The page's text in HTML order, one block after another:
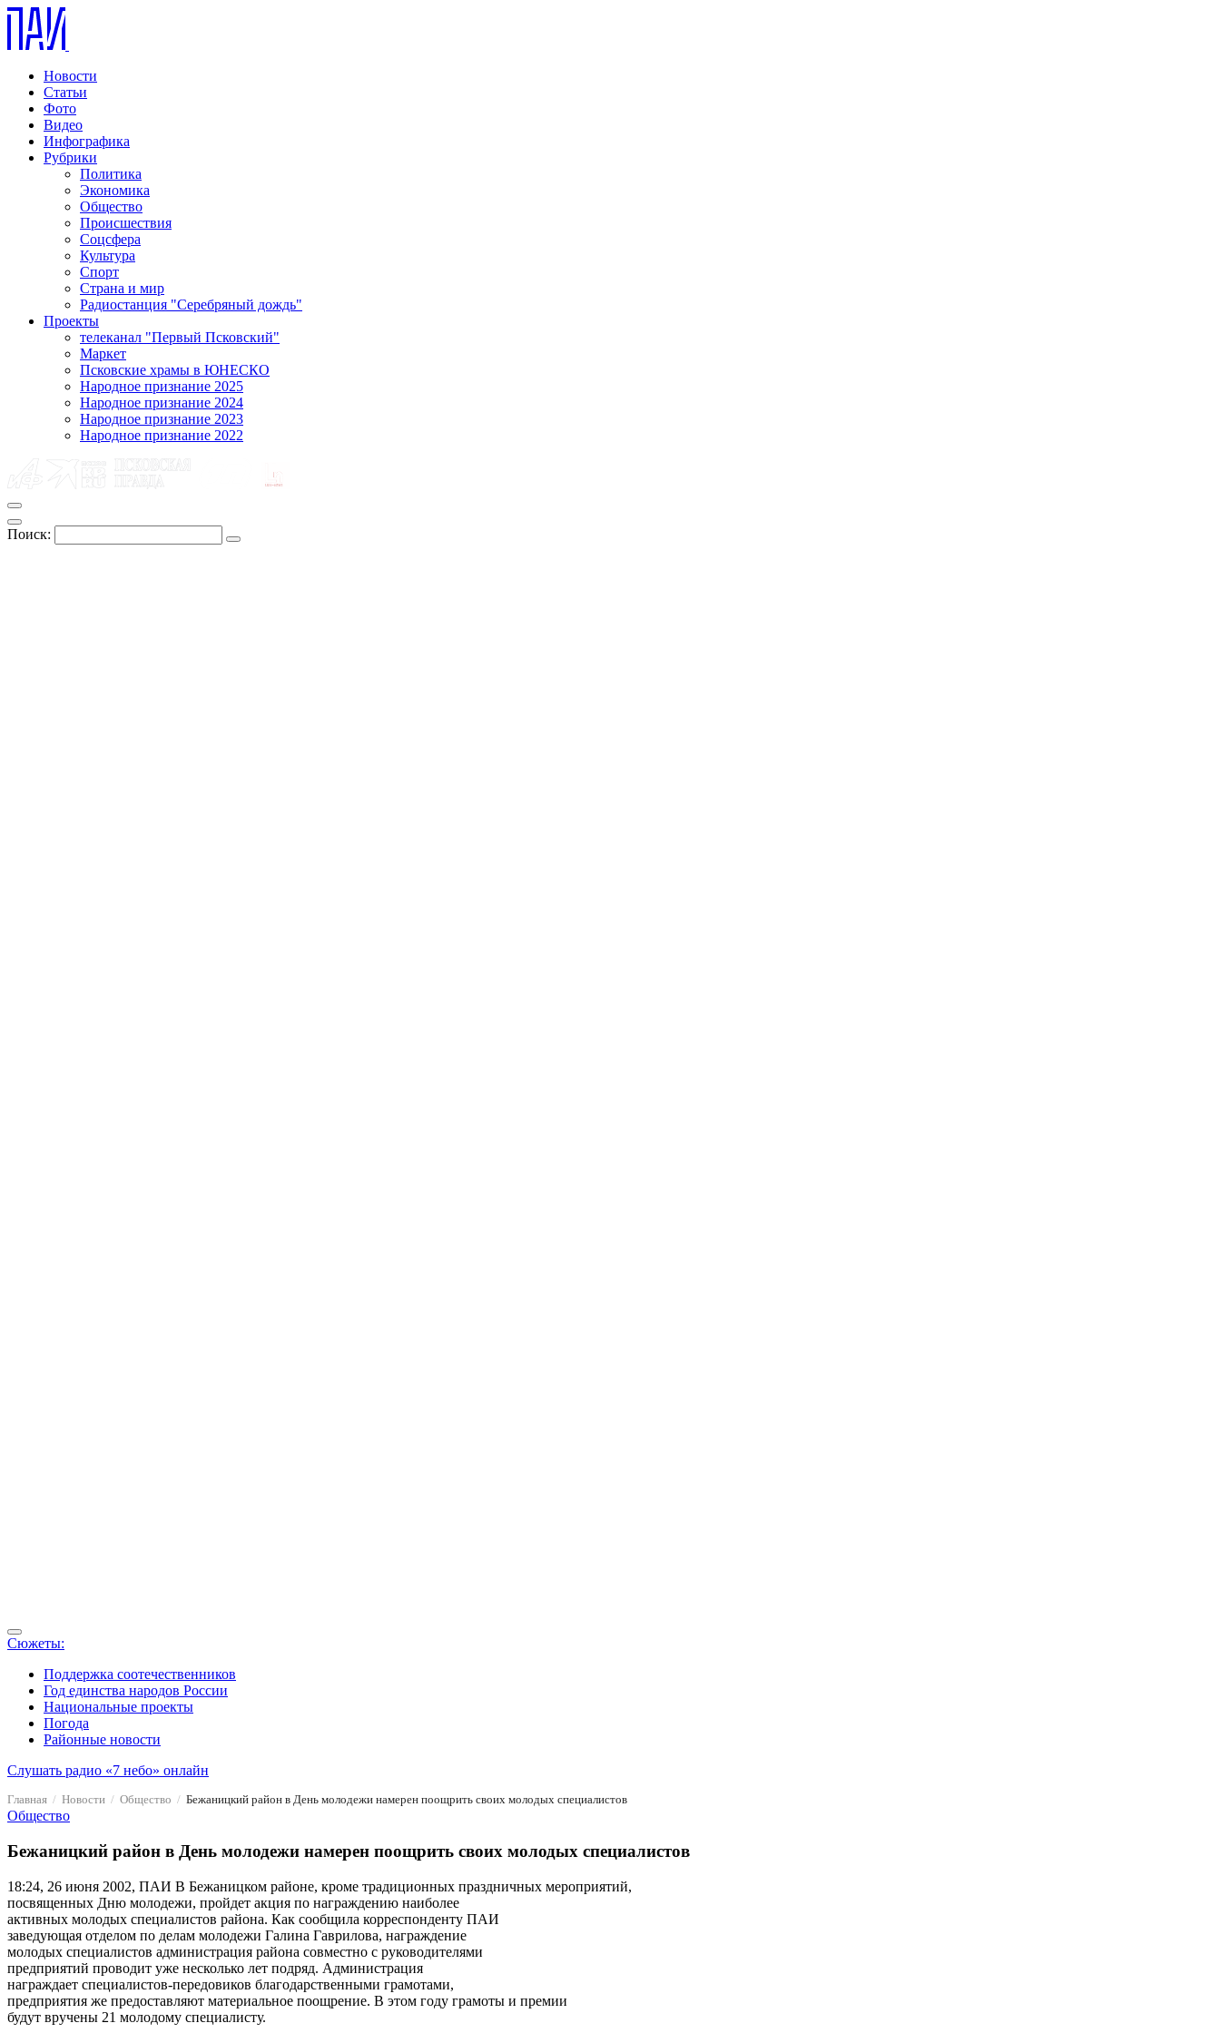
Новости
Статьи
Фото
Видео
Инфографика
Рубрики
Политика
Экономика
Общество
Происшествия
Соцсфера
Культура
Спорт
Страна и мир
Радиостанция "Серебряный дождь"
Проекты
телеканал "Первый Псковский"
Маркет
Псковские храмы в ЮНЕСКО
Народное признание 2025
Народное признание 2024
Народное признание 2023
Народное признание 2022
Поиск:
Сюжеты:
Поддержка соотечественников
Год единства народов России
Национальные проекты
Погода
Районные новости
Слушать радио «7 небо» онлайн
Главная Новости Общество Бежаницкий район в День молодежи намерен поощрить своих молодых специалистов
Общество
Бежаницкий район в День молодежи намерен поощрить своих молодых специалистов
18:24, 26 июня 2002, ПАИ В Бежаницком районе, кроме традиционных праздничных мероприятий,
посвященных Дню молодежи, пройдет акция по награждению наиболее
активных молодых специалистов района. Как сообщила корреспонденту ПАИ
заведующая отделом по делам молодежи Галина Гаврилова, награждение
молодых специалистов администрация района совместно с руководителями
предприятий проводит уже несколько лет подряд. Администрация
награждает специалистов-передовиков благодарственными грамотами,
предприятия же предоставляют материальное поощрение. В этом году грамоты и премии
будут вручены 21 молодому специалисту.